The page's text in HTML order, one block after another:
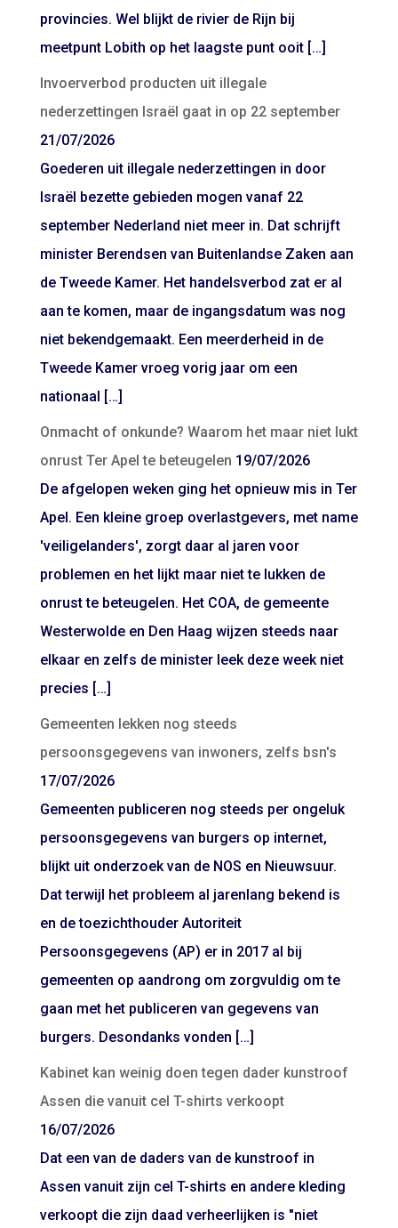
provincies. Wel blijkt de rivier de Rijn bij
meetpunt Lobith op het laagste punt ooit […]
Invoerverbod producten uit illegale
nederzettingen Israël gaat in op 22 september
21/07/2026
Goederen uit illegale nederzettingen in door
Israël bezette gebieden mogen vanaf 22
september Nederland niet meer in. Dat schrijft
minister Berendsen van Buitenlandse Zaken aan
de Tweede Kamer. Het handelsverbod zat er al
aan te komen, maar de ingangsdatum was nog
niet bekendgemaakt. Een meerderheid in de
Tweede Kamer vroeg vorig jaar om een
nationaal […]
Onmacht of onkunde? Waarom het maar niet lukt
onrust Ter Apel te beteugelen 19/07/2026
De afgelopen weken ging het opnieuw mis in Ter
Apel. Een kleine groep overlastgevers, met name
'veiligelanders', zorgt daar al jaren voor
problemen en het lijkt maar niet te lukken de
onrust te beteugelen. Het COA, de gemeente
Westerwolde en Den Haag wijzen steeds naar
elkaar en zelfs de minister leek deze week niet
precies […]
Gemeenten lekken nog steeds
persoonsgegevens van inwoners, zelfs bsn's
17/07/2026
Gemeenten publiceren nog steeds per ongeluk
persoonsgegevens van burgers op internet,
blijkt uit onderzoek van de NOS en Nieuwsuur.
Dat terwijl het probleem al jarenlang bekend is
en de toezichthouder Autoriteit
Persoonsgegevens (AP) er in 2017 al bij
gemeenten op aandrong om zorgvuldig om te
gaan met het publiceren van gegevens van
burgers. Desondanks vonden […]
Kabinet kan weinig doen tegen dader kunstroof
Assen die vanuit cel T-shirts verkoopt
16/07/2026
Dat een van de daders van de kunstroof in
Assen vanuit zijn cel T-shirts en andere kleding
verkoopt die zijn daad verheerlijken is "niet